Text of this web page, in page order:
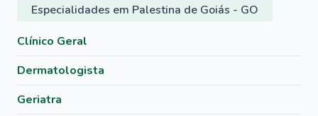
Especialidades em Palestina de Goiás - GO
Clínico Geral
Dermatologista
Geriatra